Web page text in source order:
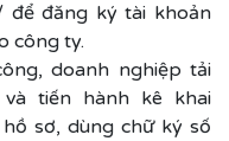
để đăng ký tài khoản
công ty.
doanh nghiệp tải
tiến hành kê khai
sơ, dùng chữ ký số